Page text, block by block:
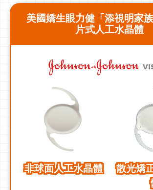
美國嬌生眼力健「添視明家
片式人工水晶體
非球面人工水晶體
散光矯